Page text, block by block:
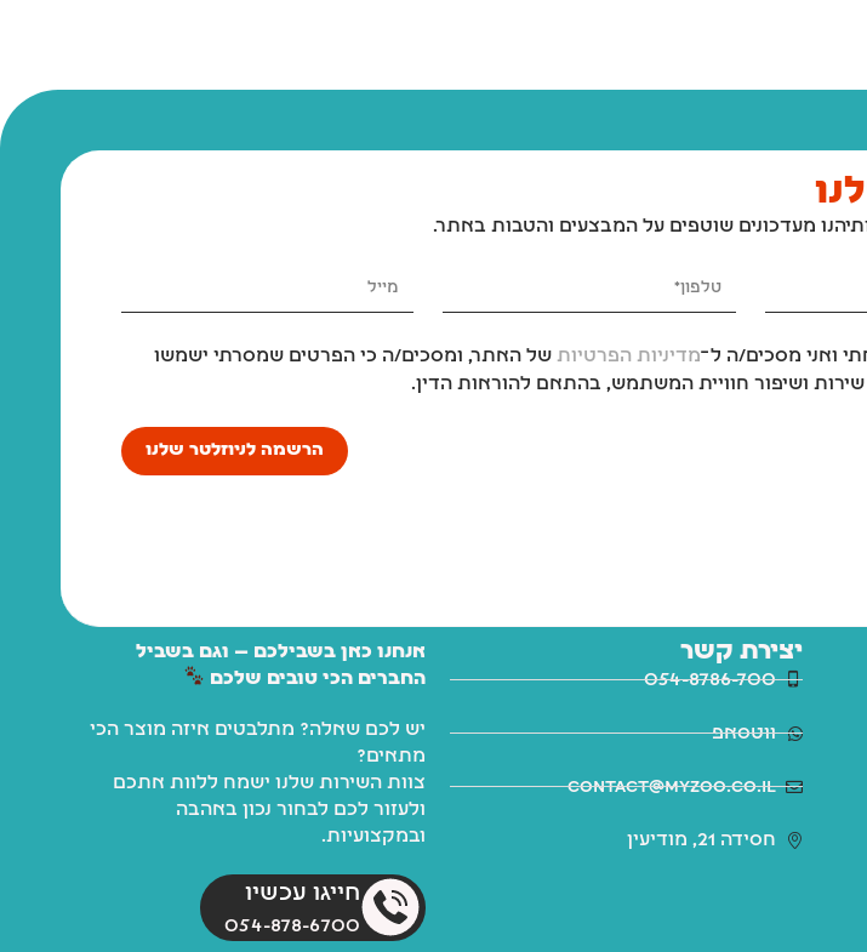
מעדכונים שוטפים על המבצעים והטבות באתר.
ואני מסכים/ה ל־מדיניות הפרטיות של האתר, ומסכים/ה כי הפרטים שמסרתי ישמשו
ושיפור חוויית המשתמש, בהתאם להוראות הדין.
הרשמה לניוזלטר שלנו
יצירת קשר
054-8786-700
ווטסאפ
contact@myzoo.co.il
חסידה 21, מודיעין
אנחנו כאן בשבילכם — וגם בשביל
החברים הכי טובים שלכם
יש לכם שאלה? מתלבטים איזה מוצר הכי
מתאים?
צוות השירות שלנו ישמח ללוות אתכם
ולעזור לכם לבחור נכון באהבה
ובמקצועיות.
חייגו עכשיו
054-878-6700